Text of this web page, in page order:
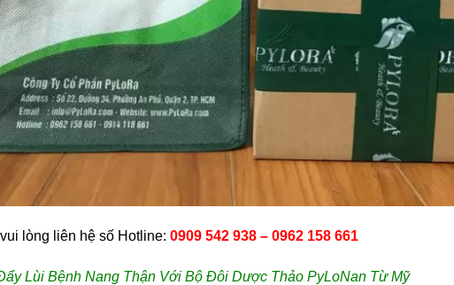
lòng liên hệ số Hotline: 0909 542 938 – 0962 158 661
Lùi Bệnh Nang Thận Với Bộ Đôi Dược Thảo PyLoNan Từ Mỹ